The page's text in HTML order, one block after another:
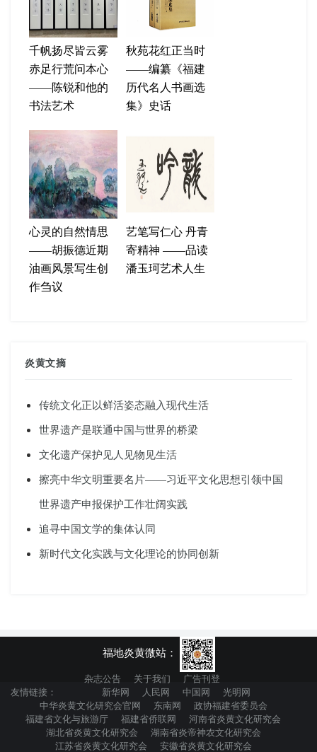
千帆扬尽皆云雾
赤足行荒问本心
——陈锐和他的
书法艺术
秋苑花红正当时
——编纂《福建
历代名人书画选
集》史话
心灵的自然情思
——胡振德近期
油画风景写生创
作刍议
艺笔写仁心 丹青
寄精神 ——品读
潘玉珂艺术人生
炎黄文摘
传统文化正以鲜活姿态融入现代生活
世界遗产是联通中国与世界的桥梁
文化遗产保护见人见物见生活
擦亮中华文明重要名片——习近平文化思想引领中国
世界遗产申报保护工作壮阔实践
追寻中国文学的集体认同
新时代文化实践与文化理论的协同创新
福地炎黄微站：
杂志公告 关于我们
广告刊登
友情链接：
新华网 人民网 中国网
光明网
中华炎黄文化研究会官网
东南网
政协福建省委员会
福建省文化与旅游厅
福建省侨联网
河南省炎黄文化研究会
湖北省炎黄文化研究会
湖南省炎帝神农文化研究会
江苏省炎黄文化研究会
安徽省炎黄文化研究会